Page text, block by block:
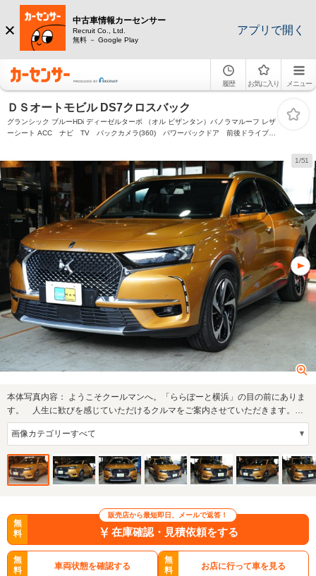
中古車情報カーセンサー
Recruit Co., Ltd.
無料 － Google Play
アプリで開く
履歴 お気に入り メニュー
ＤＳオートモビル DS7クロスバック
グランシック ブルーHDi ディーゼルターボ （オル ビザンタン）パノラマルーフ レザ
ーシート ACC ナビ TV バックカメラ(360) パワーバックドア 前後ドライブレ
1/51
本体写真内容： ようこそクールマンへ。「ららぽーと横浜」の目の前にありま
す。 人生に歓びを感じていただけるクルマをご案内させていただきます。
独自のルー…
販売店から最短即日、メールで返答！
無
料
在庫確認・見積依頼をする
無
料
車両状態を確認する
無
料
お店に行って車を見る